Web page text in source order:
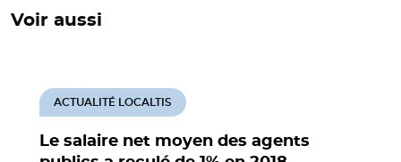
Voir aussi
Le salaire net moyen des agents
ACTUALITÉ LOCALTIS